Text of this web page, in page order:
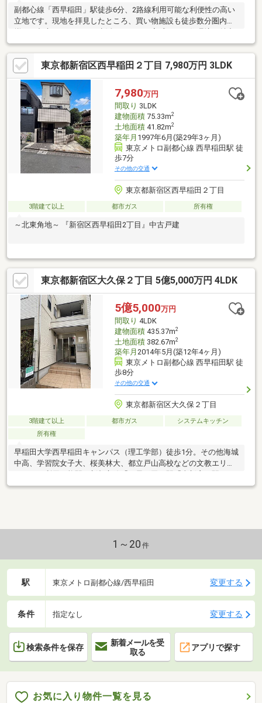
副都心線「西早稲田」駅徒歩6分、2路線利用可能な利便性の高い
立地です。現地を拝見したところ、買い物施設も徒歩数分圏内に
的でした。
東京都新宿区西早稲田２丁目 7,980万円 3LDK
7,980万円
間取り 3LDK
建物面積75.33m2
土地面積41.82m2
築年月 1997年6月(築29年3ヶ月)
東京メトロ副都心線 西早稲田駅 徒
歩7分
その他の交通
東京都新宿区西早稲田２丁目
3階建て以上 都市ガス 所有権
～北東角地～ 『新宿区西早稲田2丁目』中古戸建
東京都新宿区大久保２丁目 5億5,000万円 4LDK
5億5,000万円
間取り 4LDK
建物面積435.37m2
土地面積382.67m2
築年月 2014年5月(築12年4ヶ月)
東京メトロ副都心線 西早稲田駅 徒
歩8分
その他の交通
東京都新宿区大久保２丁目
3階建て以上 都市ガス
システムキッチン
所有権
早稲田大学西早稲田キャンパス（理工学部）徒歩1分。その他海城
中高、学習院女子大、桜美林大、都立戸山高校などの文教エリア
JR「新大久保」「大久保」
1～20 件
駅 東京メトロ副都心線/西早稲田 変更する
条件 指定なし 変更する
検索条件を保存
新着メールを受
取る
アプリで探す
お気に入り物件一覧を見る